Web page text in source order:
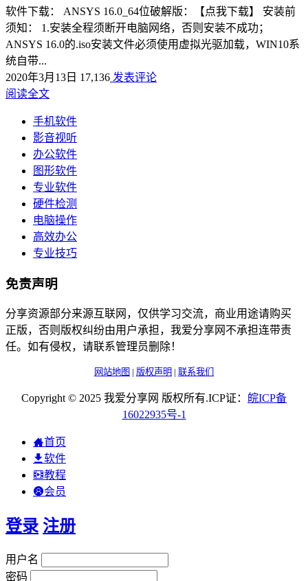
软件下载： ANSYS 16.0_64位破解版：【点我下载】 安装前
须知： 1.安装全程须断开电脑网络，否则安装不成功；
ANSYS 16.0的.iso安装文件必须使用虚拟光驱加载，WIN10系
统自带...
2020年3月13日 17,136 发表评论
阅读全文
手机软件
影音视听
办公软件
图形软件
专业软件
硬件检测
电脑操作
高效办公
专业技巧
免责声明
分享资源部分来源互联网，仅供学习交流，商业用途请购买
正版，否则版权纠纷由用户承担，我爱分享网不承担连带责
任。如有侵权，请联系管理员删除！
网站地图 | 版权声明 | 联系我们
Copyright © 2025 我爱分享网 版权所有.ICP证： 皖ICP备
16022935号-1
首页
软件
教程
会员
登录 注册
用户名
密码